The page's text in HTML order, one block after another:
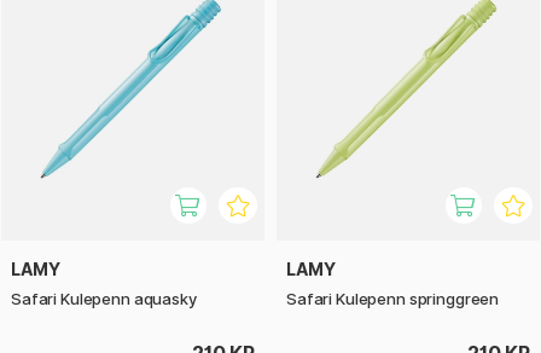
LAMY
Safari Kulepenn aquasky
LAMY
Safari Kulepenn springgreen